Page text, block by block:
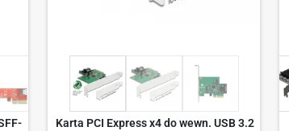
Karta PCI Express x4 do wewn. USB 3.2